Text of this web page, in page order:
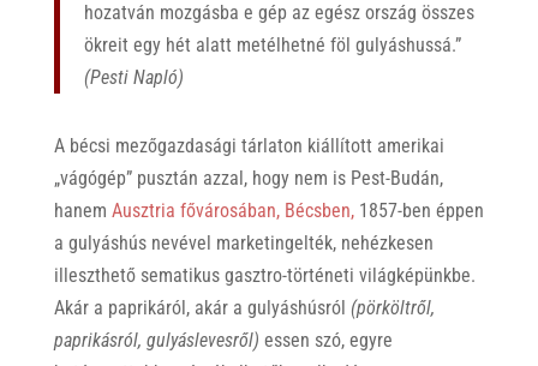
hozatván mozgásba e gép az egész ország összes
ökreit egy hét alatt metélhetné föl gulyáshussá.”
(Pesti Napló)
A bécsi mezőgazdasági tárlaton kiállított amerikai
„vágógép” pusztán azzal, hogy nem is Pest-Budán,
hanem Ausztria fővárosában, Bécsben,1857-ben éppen
a gulyáshús nevével marketingelték, nehézkesen
illeszthető sematikus gasztro-történeti világképünkbe.
Akár a paprikáról, akár a gulyáshúsról (pörköltről,
paprikásról, gulyáslevesről) essen szó, egyre